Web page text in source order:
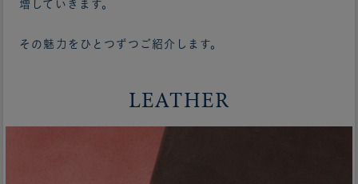
増していきます。
その魅力をひとつずつご紹介します。
LEATHER